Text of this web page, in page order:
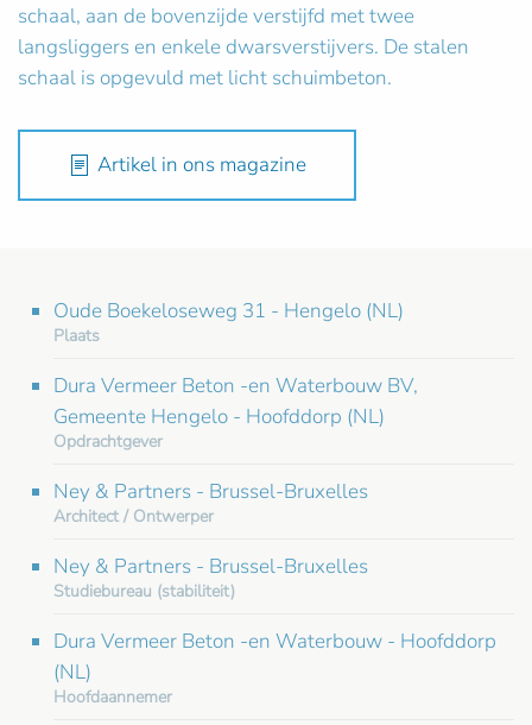
schaal, aan de bovenzijde verstijfd met twee
langsliggers en enkele dwarsverstijvers. De stalen
schaal is opgevuld met licht schuimbeton.
Artikel in ons magazine
Oude Boekeloseweg 31 - Hengelo (NL)
Plaats
Dura Vermeer Beton -en Waterbouw BV,
Gemeente Hengelo - Hoofddorp (NL)
Opdrachtgever
Ney & Partners - Brussel-Bruxelles
Architect / Ontwerper
Ney & Partners - Brussel-Bruxelles
Studiebureau (stabiliteit)
Dura Vermeer Beton -en Waterbouw - Hoofddorp
(NL)
Hoofdaannemer